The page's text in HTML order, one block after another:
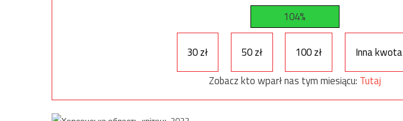
104%
30 zł 50 zł 100 zł
Inna kwota
Zobacz kto wparł nas tym miesiącu: Tutaj